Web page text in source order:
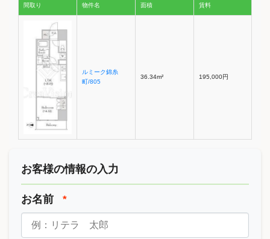
間取り 物件名 面積 賃料
ルミーク錦糸
町/805
36.34m² 195,000円
お客様の情報の入力
お名前 *